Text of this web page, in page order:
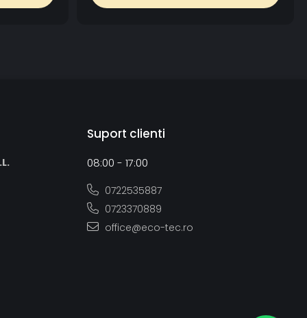
Suport clienti
08:00 - 17:00
0722535887
0723370889
office@eco-tec.ro